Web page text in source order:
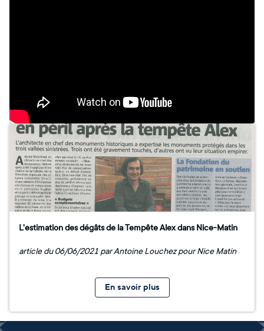
L'estimation des dégâts de la Tempête Alex dans Nice-Matin
article du 06/06/2021 par Antoine Louchez pour Nice Matin
En savoir plus